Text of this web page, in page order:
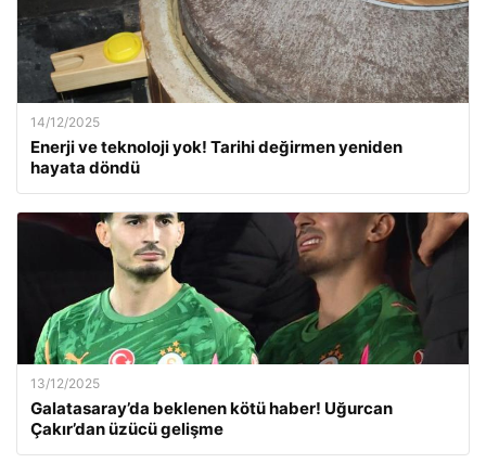
14/12/2025
Enerji ve teknoloji yok! Tarihi değirmen yeniden
hayata döndü
13/12/2025
Galatasaray’da beklenen kötü haber! Uğurcan
Çakır’dan üzücü gelişme